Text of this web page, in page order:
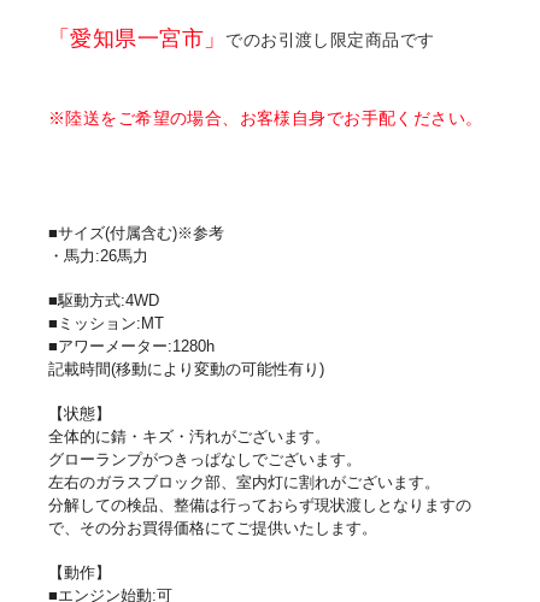
「愛知県一宮市」 でのお引渡し限定商品です
※陸送をご希望の場合、お客様自身でお手配ください。
■サイズ(付属含む)※参考
・馬力:26馬力
■駆動方式:4WD
■ミッション:MT
■アワーメーター:1280h
記載時間(移動により変動の可能性有り)
【状態】
全体的に錆・キズ・汚れがございます。
グローランプがつきっぱなしでございます。
左右のガラスブロック部、室内灯に割れがございます。
分解しての検品、整備は行っておらず現状渡しとなりますの
で、その分お買得価格にてご提供いたします。
【動作】
■エンジン始動:可